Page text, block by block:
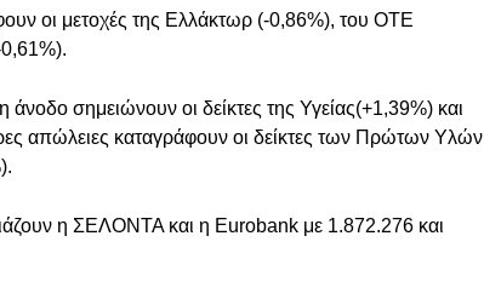
οι μετοχές της Ελλάκτωρ (-0,86%), του ΟΤΕ
άνοδο σημειώνουν οι δείκτες της Υγείας(+1,39%) και
απώλειες καταγράφουν οι δείκτες των Πρώτων Υλών
η ΣΕΛΟΝΤΑ και η Eurobank με 1.872.276 και